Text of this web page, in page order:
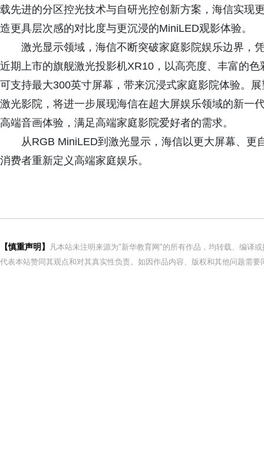
载先进的分区控光技术与自研光控创新方案，海信实现
造更具层次感的对比度与更沉浸的MiniLED观影体验。
激光显示领域，海信不断突破家庭影院娱乐边界，
近期上市的旗舰激光投影机XR10，以高亮度、丰富的
可支持最大300英寸屏幕，带来沉浸式家庭影院体验。
激光影院，将进一步展现海信在超大屏娱乐领域的新一
高端音画体验，满足高端家庭影院爱好者的需求。
从RGB MiniLED到激光显示，海信以更大屏幕、
消费者重新定义高端家庭娱乐。
【慎重声明】
凡本站未注明来源为"新华教育网"的所有作品，均转载、编译
代表本站赞同其观点和对其真实性负责。如因作品内容、版权和其他问题需